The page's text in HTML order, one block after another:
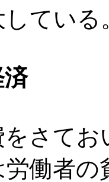
している
さてお
働者